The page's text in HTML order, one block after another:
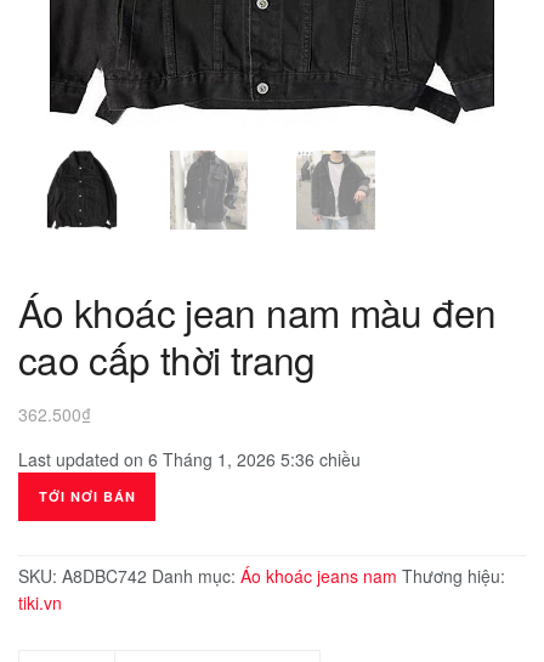
Áo khoác jean nam màu đen
cao cấp thời trang
362.500₫
Last updated on 6 Tháng 1, 2026 5:36 chiều
TỚI NƠI BÁN
SKU: A8DBC742 Danh mục: Áo khoác jeans nam Thương hiệu:
tiki.vn